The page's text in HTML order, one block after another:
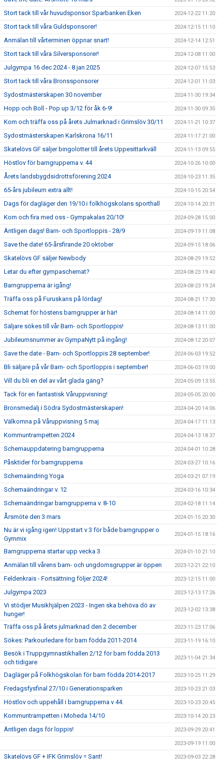
Stort tack till vår huvudsponsor Sparbanken Eken 2024-12-22 11:20
Stort tack till våra Guldsponsorer! 2024-12-15 11:10
Anmälan till vårterminen öppnar snart! 2024-12-14 12:51
Stort tack till våra Silversponsorer! 2024-12-08 11:00
Julgympa 16 dec 2024 - 8 jan 2025 2024-12-07 15:53
Stort tack till våra Bronssponsorer 2024-12-01 11:03
Sydostmästerskapen 30 november 2024-11-30 19:34
Hopp och Boll - Pop up 3/12 för åk 6-9! 2024-11-30 09:35
Kom och träffa oss på årets Julmarknad i Grimslöv 30/11 2024-11-21 10:37
Sydostmästerskapen Karlskrona 16/11 2024-11-17 21:00
Skatelövs GF säljer bingolotter till årets Uppesittarkväll 2024-11-13 09:55
Höstlov för barngrupperna v. 44 2024-10-26 10:00
Årets landsbygdsidrottsförening 2024 2024-10-23 11:35
65-års jubileum extra allt! 2024-10-15 20:54
Dags för dagläger den 19/10 i folkhögskolans sporthall 2024-10-14 20:31
Kom och fira med oss - Gympakalas 20/10! 2024-09-28 15:00
Äntligen dags! Barn- och Sportloppis - 28/9 2024-09-19 11:08
Save the date! 65-årsfirande 20 oktober 2024-09-15 18:06
Skatelövs GF säljer Newbody 2024-08-29 19:52
Letar du efter gympaschemat? 2024-08-23 19:40
Barngrupperna är igång! 2024-08-23 19:24
Träffa oss på Furuskans på lördag! 2024-08-21 17:30
Schemat för höstens barngrupper är här! 2024-08-14 11:00
Säljare sökes till vår Barn- och Sportloppis! 2024-08-13 11:00
Jubileumsnummer av GympaNytt på ingång! 2024-08-12 20:07
Save the date - Barn- och Sportloppis 28 september! 2024-06-03 19:52
Bli säljare på vår Barn- och Sportloppis i september! 2024-06-03 19:00
Vill du bli en del av vårt glada gäng? 2024-05-09 13:55
Tack för en fantastisk Våruppvisning! 2024-05-05 20:00
Bronsmedalj i Södra Sydostmästerskapen! 2024-04-20 14:06
Välkomna på Våruppvisning 5 maj 2024-04-17 11:13
Kommuntrampetten 2024 2024-04-13 18:37
Schemauppdatering barngrupperna 2024-04-01 10:28
Påsktider för barngrupperna 2024-03-27 10:16
Schemaändring Yoga 2024-03-21 07:19
Schemaändringar v. 12 2024-03-16 10:34
Schemaändringar barngrupperna v. 8-10 2024-02-18 11:14
Årsmöte den 3 mars 2024-01-15 20:30
Nu är vi igång igen! Uppstart v 3 för både barngrupper o
Gymmix
2024-01-15 18:16
Barngrupperna startar upp vecka 3 2024-01-10 21:10
Anmälan till vårens barn- och ungdomsgrupper är öppen 2023-12-21 22:10
Feldenkrais - Fortsättning följer 2024! 2023-12-15 11:00
Julgympa 2023 2023-12-13 17:26
Vi stödjer Musikhjälpen 2023 - Ingen ska behöva dö av
hunger!
2023-12-02 13:38
Träffa oss på årets julmarknad den 2 december 2023-11-23 17:06
Sökes: Parkourledare för barn födda 2011-2014 2023-11-19 16:10
Besök i Truppgymnastikhallen 2/12 för barn födda 2013
och tidigare
2023-11-04 21:34
Dagläger på Folkhögskolan för barn födda 2014-2017 2023-10-25 11:29
Fredagsfysfinal 27/10 i Generationsparken 2023-10-23 21:03
Höstlov och uppehåll i barngrupperna v 44. 2023-10-23 20:45
Kommuntrampetten i Moheda 14/10 2023-10-14 20:23
Äntligen dags för loppis! 2023-09-29 20:41
2023-09-19 11:00
Skatelövs GF + IFK Grimslöv = Sant! 2023-09-03 22:28